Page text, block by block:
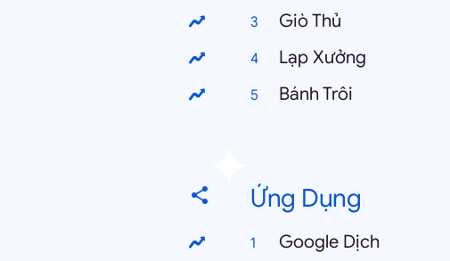
Giò Thủ
Lạp Xưởng
Bánh Trôi
Ứng Dụng
Google Dịch